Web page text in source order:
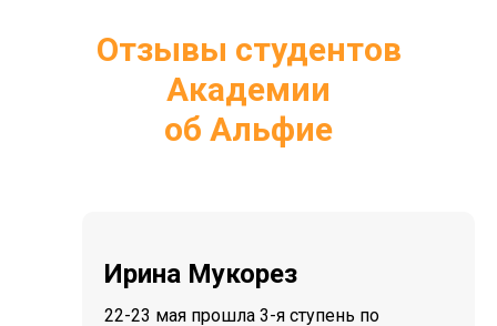
Отзывы студентов
Академии
об Альфие
Ирина Мукорез
22-23 мая прошла 3-я ступень по